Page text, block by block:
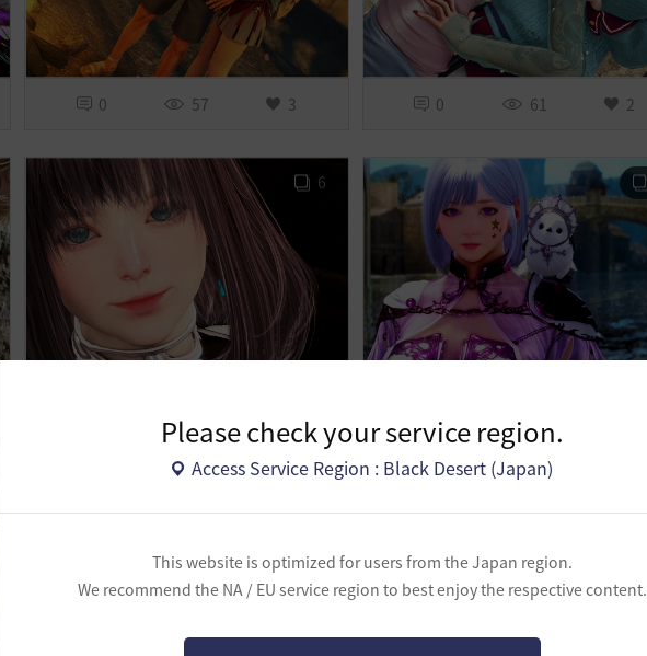
Please check your service region.
Access Service Region : Black Desert (Japan)
This website is optimized for users from the Japan region.
We recommend the NA / EU service region to best enjoy the respective content.
0 57 3 0 61 2
6
6